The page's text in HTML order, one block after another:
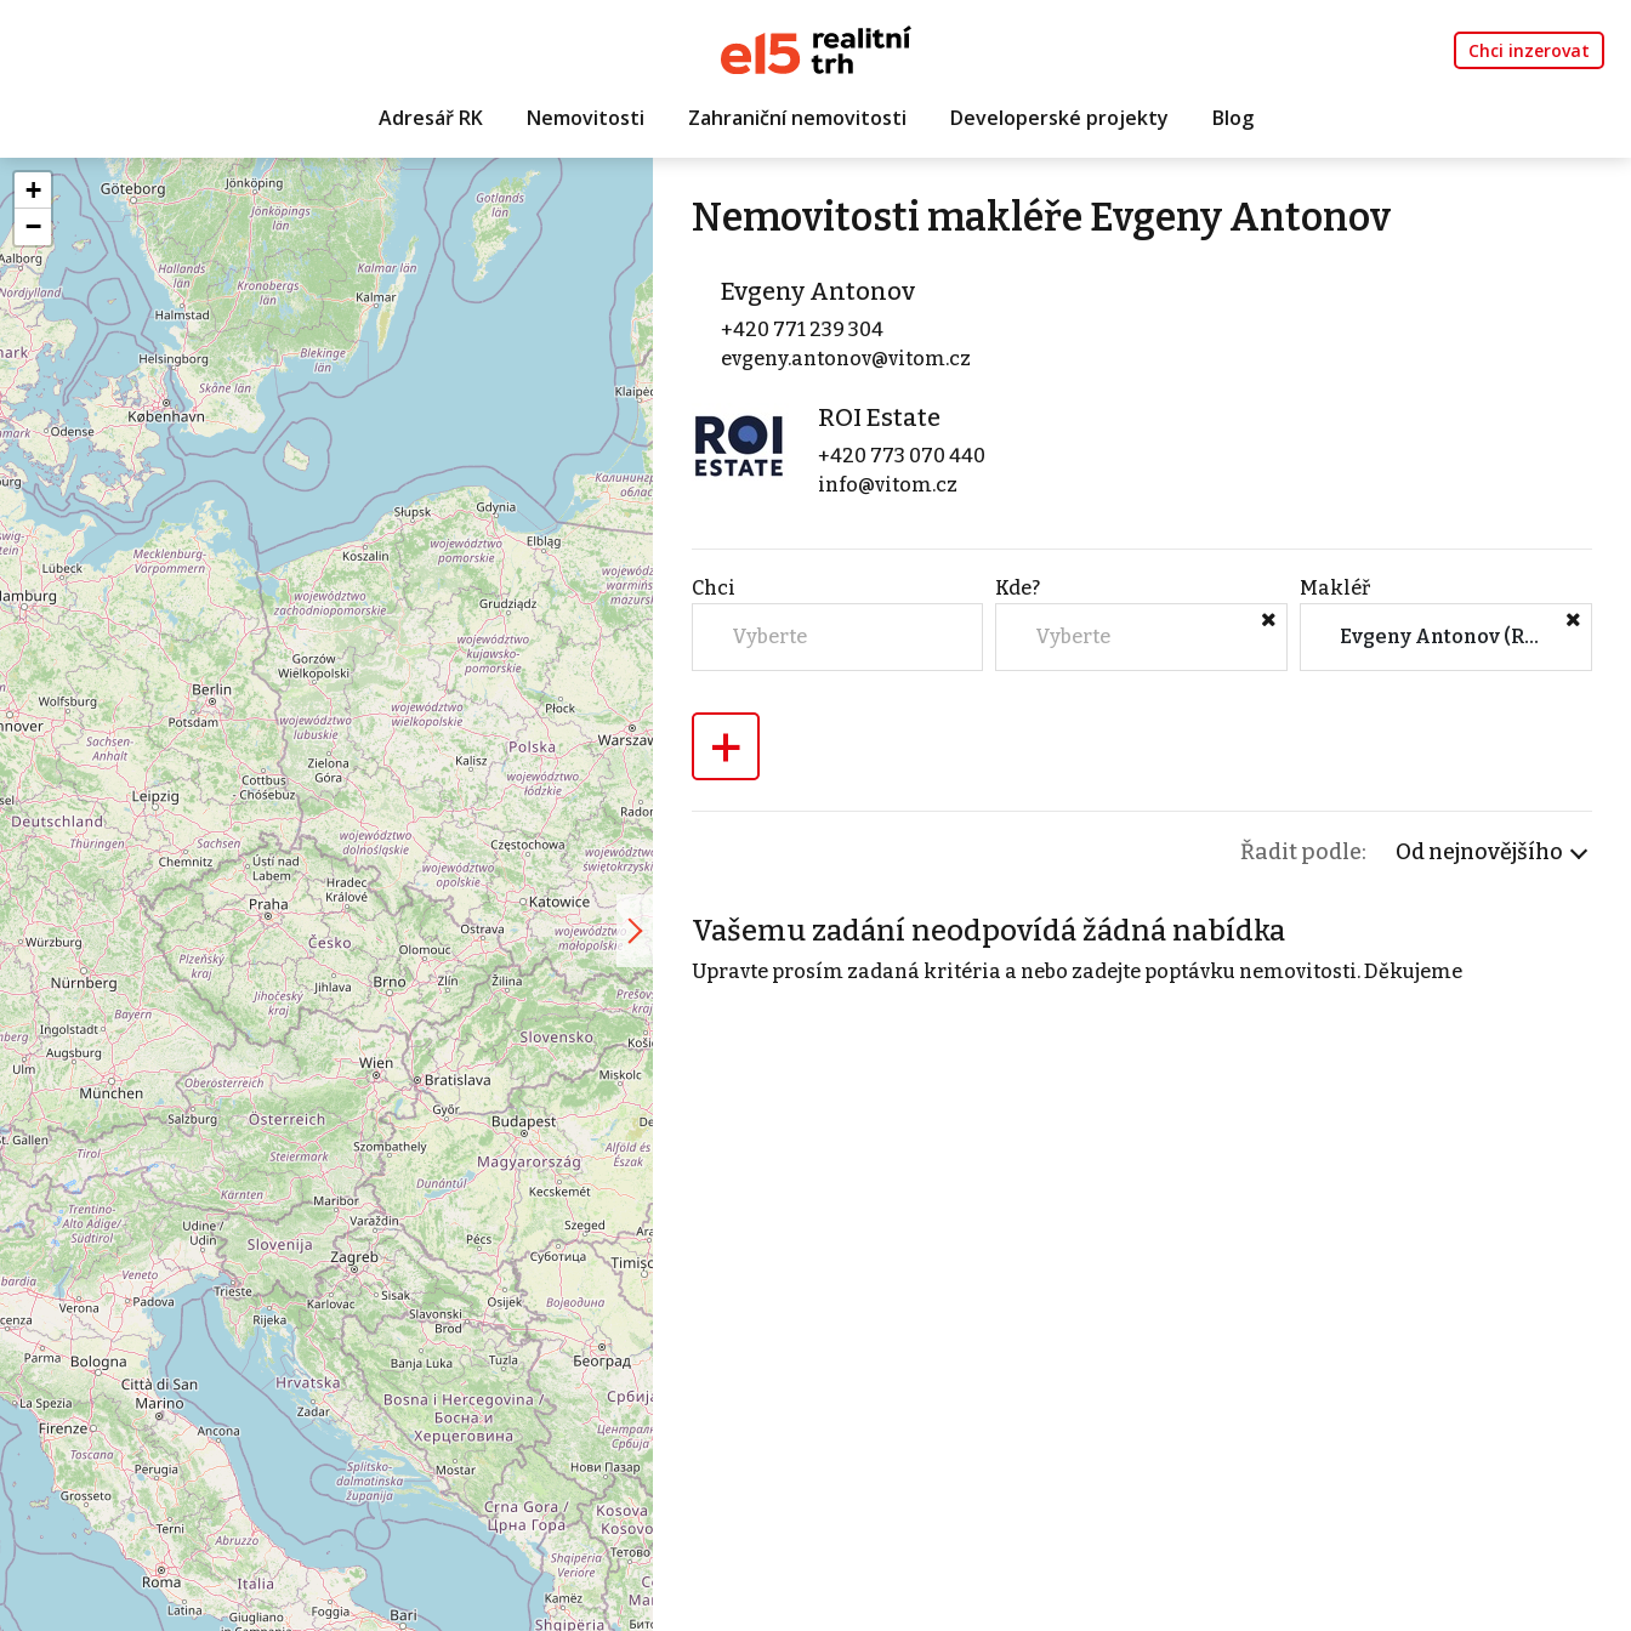
Chci inzerovat
Adresář RK Nemovitosti Zahraniční nemovitosti Developerské projekty Blog
+
−
Nemovitosti makléře Evgeny Antonov
Evgeny Antonov
+420 771 239 304
evgeny.antonov@vitom.cz
ROI Estate
+420 773 070 440
info@vitom.cz
Chci
Vyberte
Kde?
Vyberte
Makléř
Evgeny Antonov (ROI Estate)
+
Řadit podle: Od nejnovějšího
Vašemu zadání neodpovídá žádná nabídka
Upravte prosím zadaná kritéria a nebo zadejte poptávku nemovitosti. Děkujeme